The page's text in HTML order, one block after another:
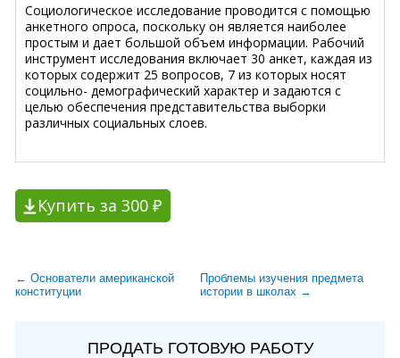
Социологическое исследование проводится с помощью
анкетного опроса, поскольку он является наиболее
простым и дает большой объем информации. Рабочий
инструмент исследования включает 30 анкет, каждая из
которых содержит 25 вопросов, 7 из которых носят
социльно- демографический характер и задаются с
целью обеспечения представительства выборки
различных социальных слоев.
Купить за 300 ₽
← Основатели американской
конституции
Проблемы изучения предмета
истории в школах →
ПРОДАТЬ ГОТОВУЮ РАБОТУ